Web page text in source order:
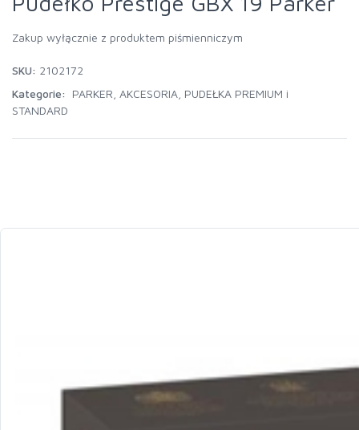
Zakup wyłącznie z produktem piśmienniczym
SKU: 2102172
Kategorie:
PARKER AKCESORIA PUDEŁKA PREMIUM i
STANDARD